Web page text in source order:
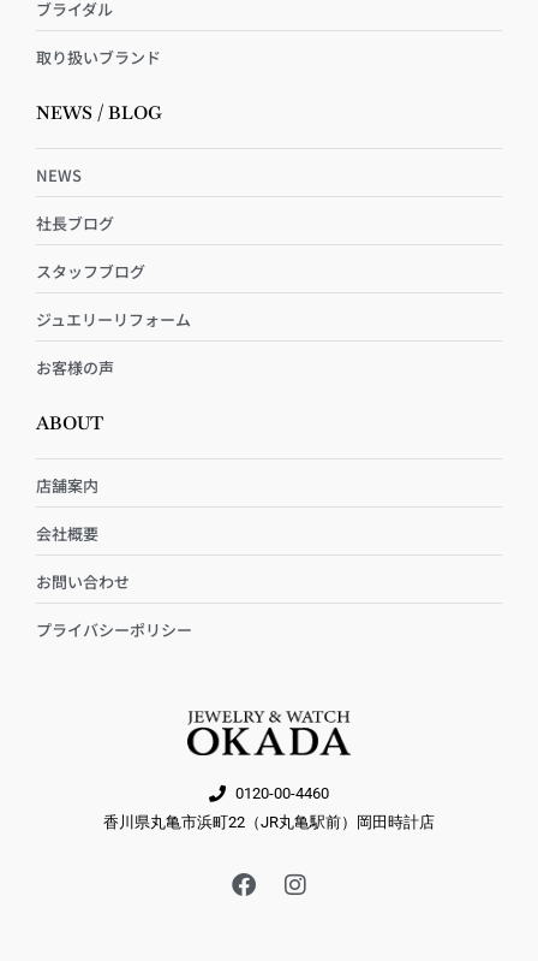
ブライダル
取り扱いブランド
NEWS / BLOG
NEWS
社長ブログ
スタッフブログ
ジュエリーリフォーム
お客様の声
ABOUT
店舗案内
会社概要
お問い合わせ
プライバシーポリシー
0120-00-4460
香川県丸亀市浜町22（JR丸亀駅前）岡田時計店
F
a
I
n